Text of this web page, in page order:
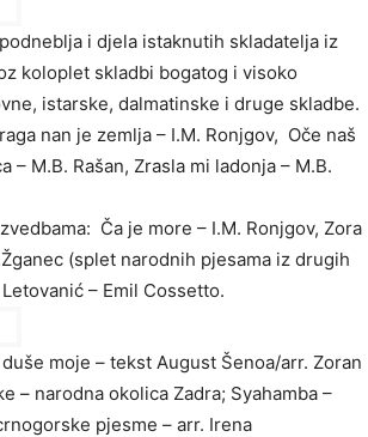
i djela istaknutih skladatelja iz
koloplet skladbi bogatog i visoko
istarske, dalmatinske i druge skladbe.
nan je zemlja – I.M. Ronjgov, Oče naš
– M.B. Rašan, Zrasla mi ladonja – M.B.
Ča je more – I.M. Ronjgov, Zora
(splet narodnih pjesama iz drugih
– Emil Cossetto.
moje – tekst August Šenoa/arr. Zoran
– narodna okolica Zadra; Syahamba –
pjesme – arr. Irena